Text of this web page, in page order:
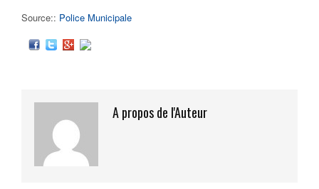
Source:: Police Municipale
A propos de l'Auteur